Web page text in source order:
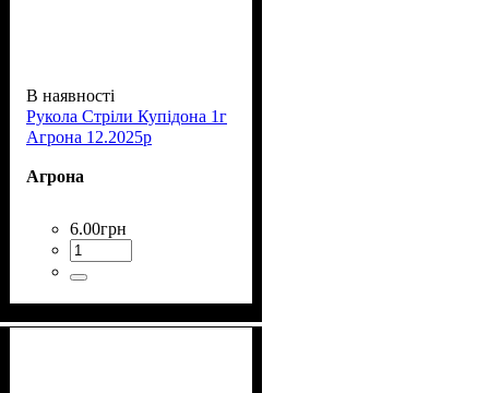
В наявності
Рукола Стріли Купідона 1г
Агрона 12.2025р
Агрона
6.00грн